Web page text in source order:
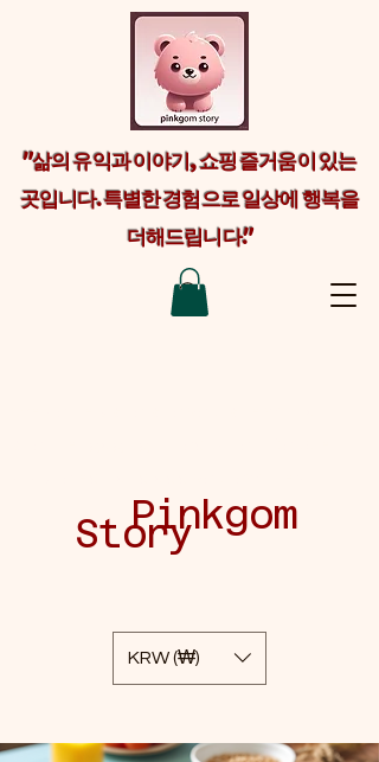
KRW (₩)
Pinkgom
Story
"삶의 유익과 이야기, 쇼핑 즐거움이 있는
곳입니다. 특별한 경험으로 일상에 행복을
더해드립니다."